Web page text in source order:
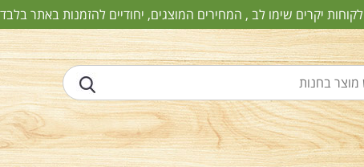
לקוחות יקרים שימו לב , המחירים המוצגים, יחודיים להזמנות באתר